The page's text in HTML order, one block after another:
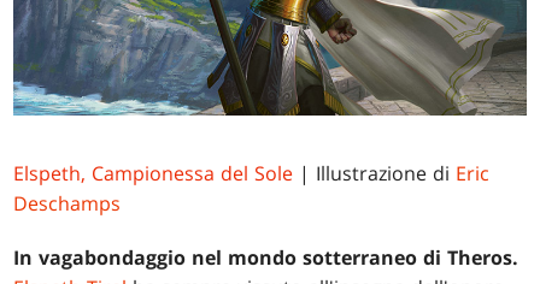
Elspeth, Campionessa del Sole | Illustrazione di Eric
Deschamps
In vagabondaggio nel mondo sotterraneo di Theros.